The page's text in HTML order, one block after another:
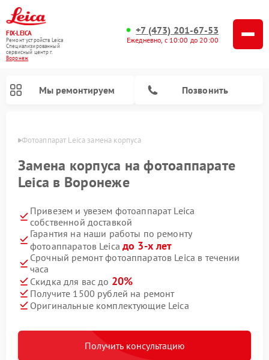
FIX-LEICA
Ремонт устройств Leica
Специализированный
cервисный центр г.
Воронеж
+7 (473) 201-67-53
Ежедневно, с 10:00 до 20:00
Мы ремонтируем Позвонить
Фотоаппарат Leica замена корпуса
Замена корпуса на фотоаппарате
Leica в Воронеже
Привезем и увезем фотоаппарат Leica
собственной доставкой
Гарантия на наши работы по ремонту
фотоаппаратов Leicaдо 3-х лет
Срочный ремонт фотоаппаратов Leica в течении
часа
Скидка для вас до 20%
Получите 1500 рублей на ремонт
Оригинальные комплектующие Leica
Получить консультацию